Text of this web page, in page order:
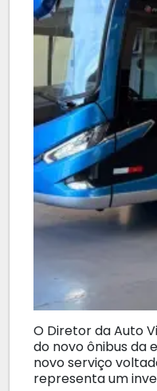
O Diretor da Auto
do novo ônibus da
novo serviço
representa um